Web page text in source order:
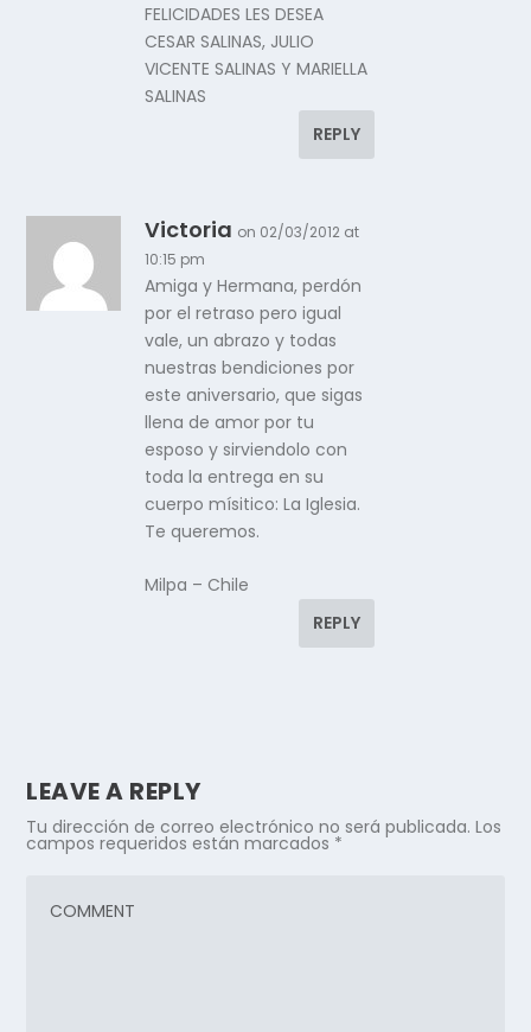
FELICIDADES LES DESEA
CESAR SALINAS, JULIO
VICENTE SALINAS Y MARIELLA
SALINAS
REPLY
Victoria on 02/03/2012 at
10:15 pm
Amiga y Hermana, perdón
por el retraso pero igual
vale, un abrazo y todas
nuestras bendiciones por
este aniversario, que sigas
llena de amor por tu
esposo y sirviendolo con
toda la entrega en su
cuerpo mísitico: La Iglesia.
Te queremos.
Milpa – Chile
REPLY
LEAVE A REPLY
Tu dirección de correo electrónico no será publicada. Los
campos requeridos están marcados *